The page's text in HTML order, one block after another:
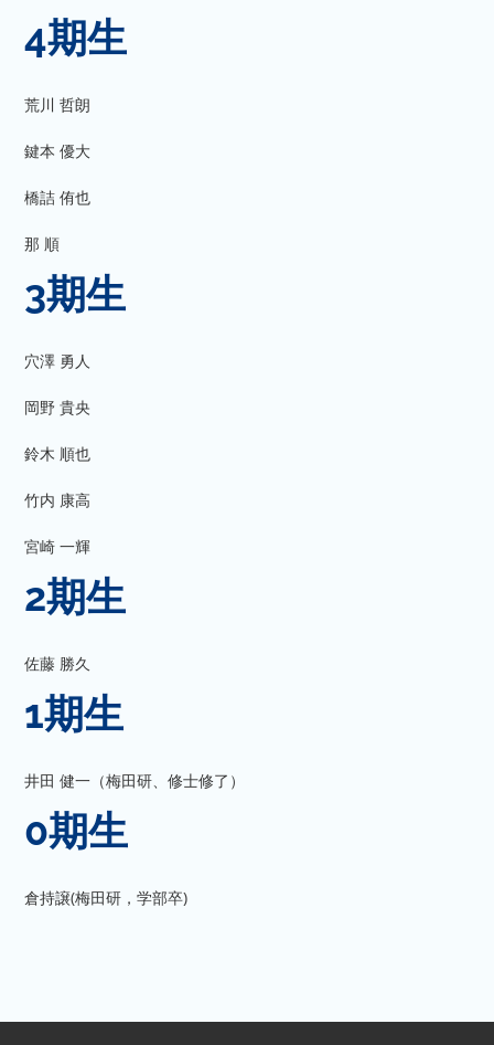
4期生
荒川 哲朗
鍵本 優大
橋詰 侑也
那 順
3期生
穴澤 勇人
岡野 貴央
鈴木 順也
竹内 康高
宮崎 一輝
2期生
佐藤 勝久
1期生
井田 健一（梅田研、修士修了）
0期生
倉持譲(梅田研，学部卒)